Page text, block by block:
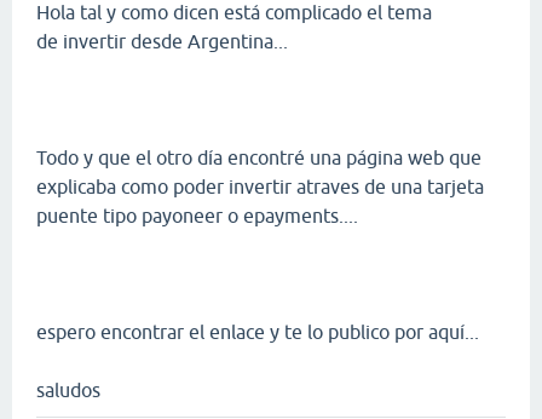
Hola tal y como dicen está complicado el tema
de invertir desde Argentina...
Todo y que el otro día encontré una página web que
explicaba como poder invertir atraves de una tarjeta
puente tipo payoneer o epayments....
espero encontrar el enlace y te lo publico por aquí...
saludos